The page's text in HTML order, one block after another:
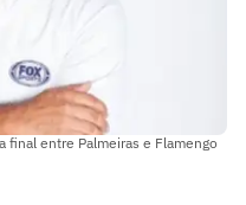
final entre Palmeiras e Flamengo